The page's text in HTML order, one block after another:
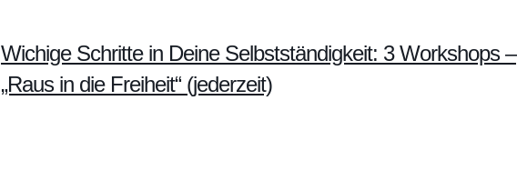
Wichige Schritte in Deine Selbstständigkeit: 3 Workshops –
„Raus in die Freiheit“ (jederzeit)